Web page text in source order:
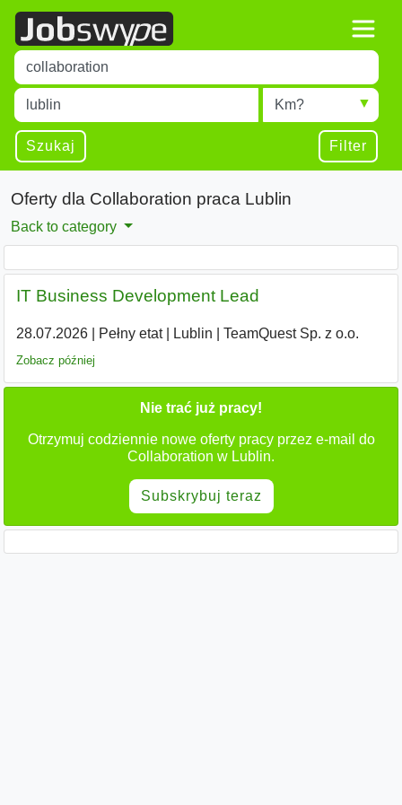
Title
Type 1 or more characters for results.
Miejscowość
Type 1 or more characters for results.
Radius
Szukaj Filter
Oferty dla Collaboration praca Lublin
Back to category
IT Business Development Lead
28.07.2026| Pełny etat| Lublin TeamQuest Sp. z o.o.
Zobacz później
Nie trać już pracy!
Otrzymuj codziennie nowe oferty pracy przez e-mail do
Collaboration w Lublin.
Subskrybuj teraz